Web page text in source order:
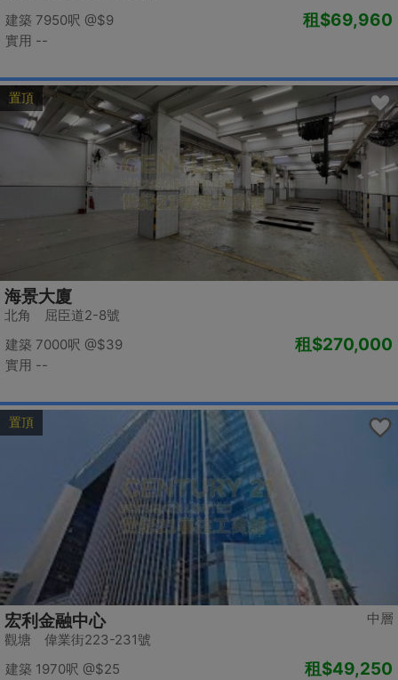
建築 7950呎 @$9
實用 --
租$69,960
置頂
海景大廈
北角 屈臣道2-8號
建築 7000呎 @$39
實用 --
租$270,000
置頂
中層
宏利金融中心
觀塘 偉業街223-231號
建築 1970呎 @$25
租$49,250